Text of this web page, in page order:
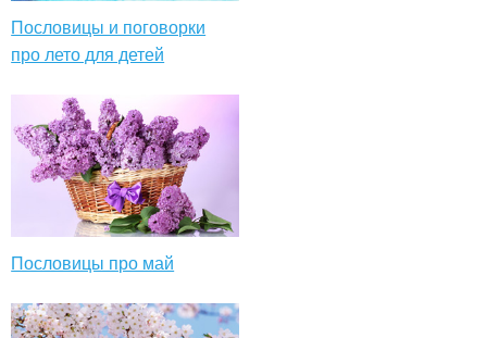
Пословицы и поговорки
про лето для детей
Пословицы про май